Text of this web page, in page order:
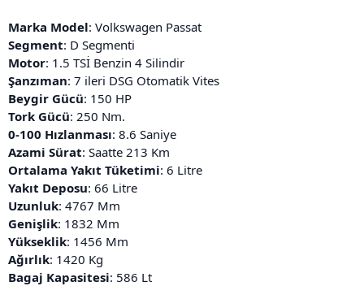
Marka Model: Volkswagen Passat
Segment: D Segmenti
Motor: 1.5 TSİ Benzin 4 Silindir
Şanzıman: 7 ileri DSG Otomatik Vites
Beygir Gücü: 150 HP
Tork Gücü: 250 Nm.
0-100 Hızlanması: 8.6 Saniye
Azami Sürat: Saatte 213 Km
Ortalama Yakıt Tüketimi: 6 Litre
Yakıt Deposu: 66 Litre
Uzunluk: 4767 Mm
Genişlik: 1832 Mm
Yükseklik: 1456 Mm
Ağırlık: 1420 Kg
Bagaj Kapasitesi: 586 Lt